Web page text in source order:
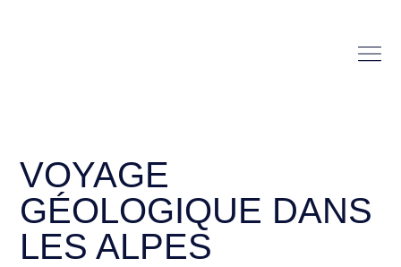
VOYAGE
GÉOLOGIQUE DANS
LES ALPES